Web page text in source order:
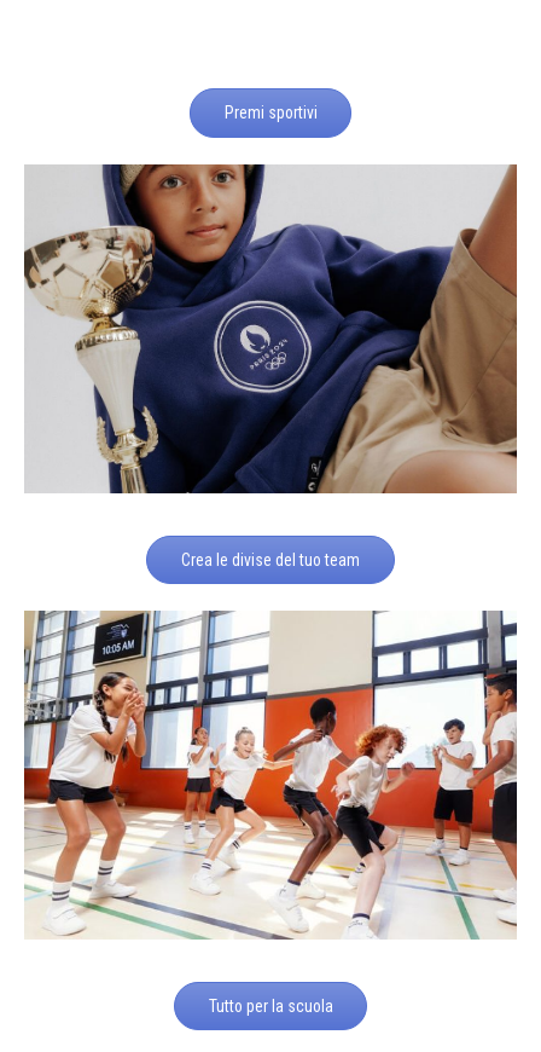
Premi sportivi
Crea le divise del tuo team
Tutto per la scuola